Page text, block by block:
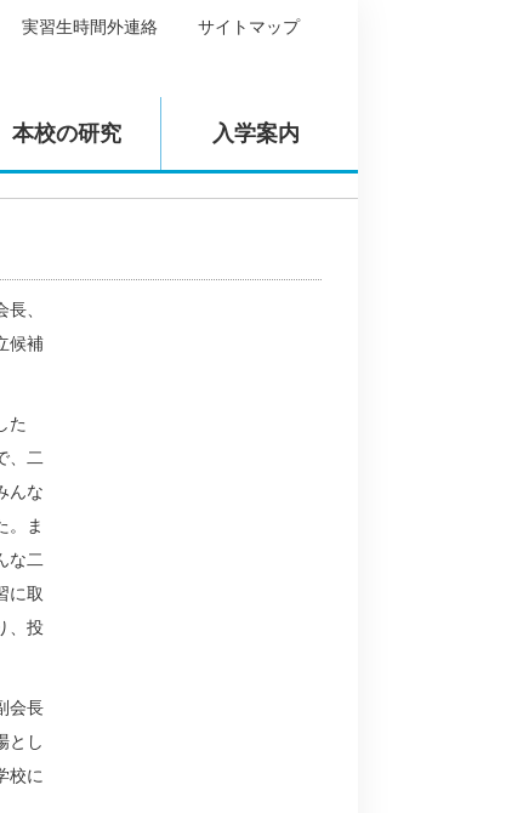
実習生時間外連絡 サイトマップ
本校の研究 入学案内
、
候補
た
、二
んな
。ま
な二
に取
、投
会長
とし
校に